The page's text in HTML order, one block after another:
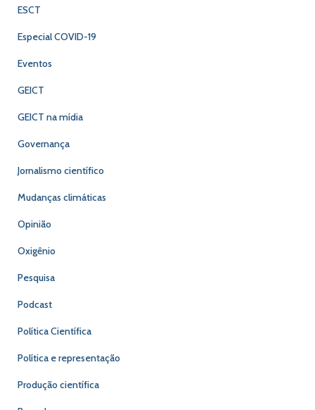
ESCT
Especial COVID-19
Eventos
GEICT
GEICT na mídia
Governança
Jornalismo científico
Mudanças climáticas
Opinião
Oxigênio
Pesquisa
Podcast
Política Científica
Política e representação
Produção científica